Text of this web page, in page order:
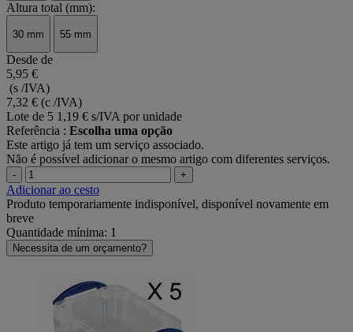
Altura total (mm):
30 mm 55 mm
Desde de
5,95 €
(s /IVA)
7,32 € (c /IVA)
Lote de 5 1,19 € s/IVA por unidade
Referência : Escolha uma opção
Este artigo já tem um serviço associado.
Não é possível adicionar o mesmo artigo com diferentes serviços.
- +
Adicionar ao cesto
Produto temporariamente indisponível, disponível novamente em
breve
Quantidade mínima: 1
Necessita de um orçamento?